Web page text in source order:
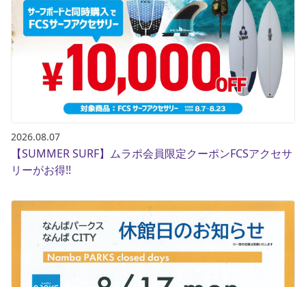
ブランド一覧
特集一覧
スタッフスナップ
ご利用ガイド
会員ランク
店頭受取サービス
ギフトラッピング
アフターサポート
下取り保証について
よくある質問
お問い合わせ
2026.08.07
【SUMMER SURF】ムラポ会員限定クーポンFCSアクセサ
リーがお得!!